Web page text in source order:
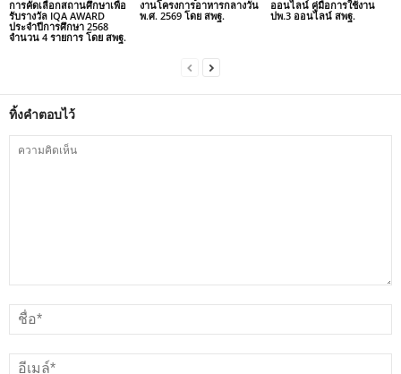
การคัดเลือกสถานศึกษาเพื่อ
รับรางวัล IQA AWARD
ประจำปีการศึกษา 2568
จำนวน 4 รายการ โดย สพฐ.
งานโครงการอาหารกลางวัน
พ.ศ. 2569 โดย สพฐ.
ออนไลน์ คู่มือการใช้งาน
ปพ.3 ออนไลน์ สพฐ.
ทิ้งคำตอบไว้